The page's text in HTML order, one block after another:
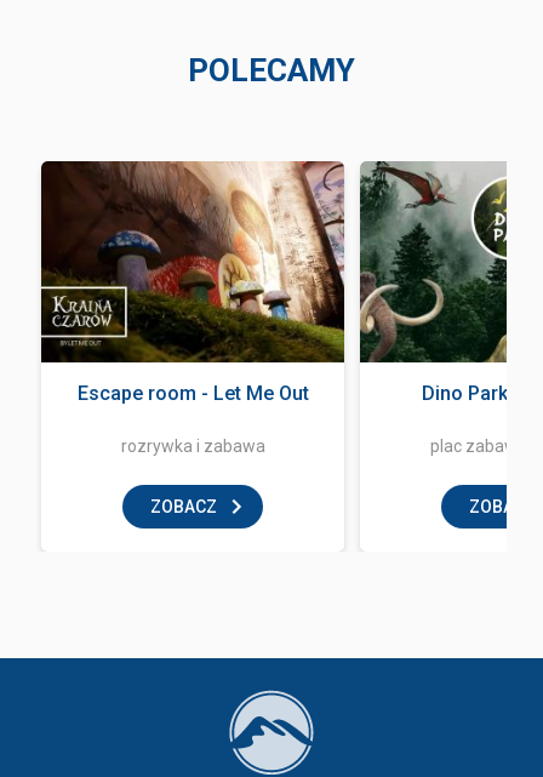
POLECAMY
Escape room - Let Me Out
rozrywka i zabawa
ZOBACZ
Dino Park
plac zabaw
ZOBACZ